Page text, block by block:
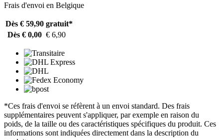
Frais d'envoi en Belgique
Dès € 59,90 gratuit*
Dès € 0,00 € 6,90
*Ces frais d'envoi se réfèrent à un envoi standard. Des frais
supplémentaires peuvent s'appliquer, par exemple en raison du
poids, de la taille ou des caractéristiques spécifiques du produit. Ces
informations sont indiquées directement dans la description du